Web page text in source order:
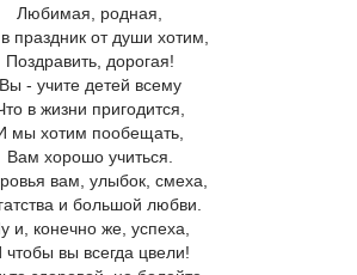
Любимая, родная,
праздник от души хотим,
Поздравить, дорогая!
Вы - учите детей всему
в жизни пригодится,
мы хотим пообещать,
Вам хорошо учиться.
вам, улыбок, смеха,
и большой любви.
и, конечно же, успеха,
чтобы вы всегда цвели!